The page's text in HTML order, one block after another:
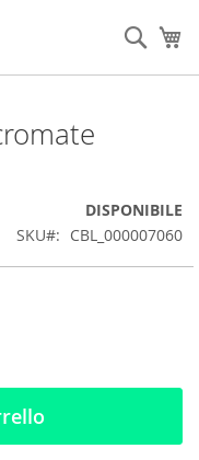
Cerca
DISPONIBILE
SKU
CBL_000007060